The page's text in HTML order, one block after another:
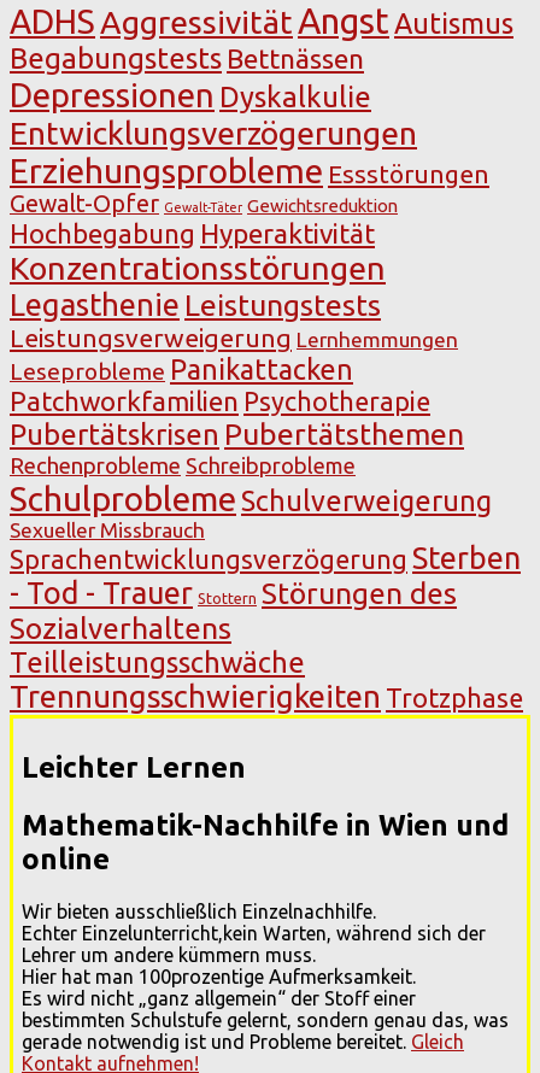
ADHSAggressivitätAngstAutismus
Begabungstests Bettnässen
Depressionen Dyskalkulie
Entwicklungsverzögerungen
Erziehungsprobleme Essstörungen
Gewalt-Opfer Gewalt-Täter Gewichtsreduktion
Hochbegabung Hyperaktivität
Konzentrationsstörungen
Legasthenie Leistungstests
Leistungsverweigerung Lernhemmungen
Leseprobleme Panikattacken
Patchworkfamilien Psychotherapie
Pubertätskrisen Pubertätsthemen
Rechenprobleme Schreibprobleme
SchulproblemeSchulverweigerung
Sexueller Missbrauch
Sprachentwicklungsverzögerung Sterben
- Tod - Trauer Stottern Störungen des
Sozialverhaltens
Teilleistungsschwäche
Trennungsschwierigkeiten Trotzphase
Leichter Lernen
Mathematik-Nachhilfe in Wien und
online
Wir bieten ausschließlich Einzelnachhilfe.
Echter Einzelunterricht,kein Warten, während sich der
Lehrer um andere kümmern muss.
Hier hat man 100prozentige Aufmerksamkeit.
Es wird nicht „ganz allgemein“ der Stoff einer
bestimmten Schulstufe gelernt, sondern genau das, was
gerade notwendig ist und Probleme bereitet. Gleich
Kontakt aufnehmen!